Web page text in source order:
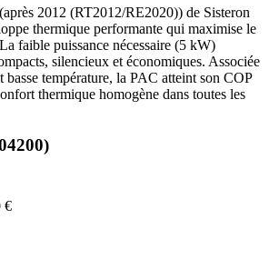
2012 (RT2012/RE2020)) de Sisteron
thermique performante qui maximise le
faible puissance nécessaire (5 kW)
silencieux et économiques. Associée
basse température, la PAC atteint son COP
thermique homogène dans toutes les
)
€